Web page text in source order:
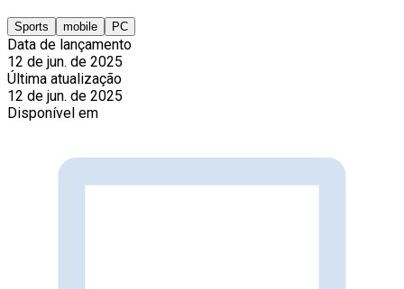
Sports mobile PC
Data de lançamento
12 de jun. de 2025
Última atualização
12 de jun. de 2025
Disponível em